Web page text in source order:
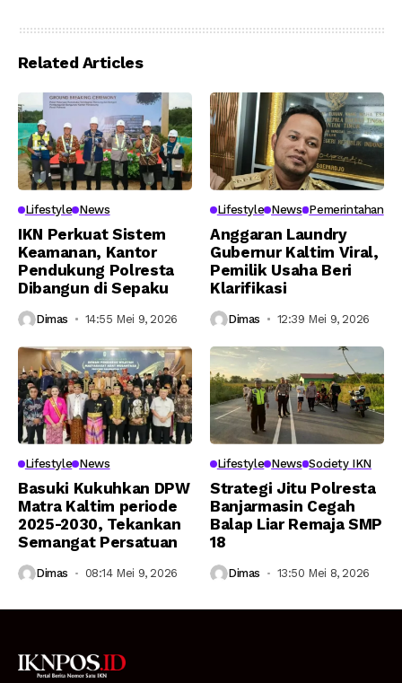
Related Articles
Lifestyle News
IKN Perkuat Sistem
Keamanan, Kantor
Pendukung Polresta
Dibangun di Sepaku
Dimas 14:55 Mei 9, 2026
Lifestyle News Pemerintahan
Anggaran Laundry
Gubernur Kaltim Viral,
Pemilik Usaha Beri
Klarifikasi
Dimas 12:39 Mei 9, 2026
Lifestyle News
Basuki Kukuhkan DPW
Matra Kaltim periode
2025-2030, Tekankan
Semangat Persatuan
Dimas 08:14 Mei 9, 2026
Lifestyle News Society IKN
Strategi Jitu Polresta
Banjarmasin Cegah
Balap Liar Remaja SMP
18
Dimas 13:50 Mei 8, 2026